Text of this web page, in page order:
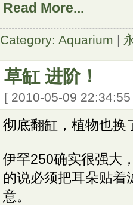
Read More...
Category: Aquarium |
草缸 进阶！
[ 2010-05-09
彻底翻缸，植物也换
伊罕250确实很强大
的说必须把耳朵贴着
意。